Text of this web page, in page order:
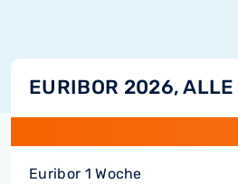
EURIBOR 2026,
Euribor 1 Woche